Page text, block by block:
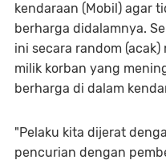
kendaraan (Mobil) agar
berharga didalamnya.
ini secara random
milik korban yang
berharga di dalam
"Pelaku kita dijerat
pencurian dengan